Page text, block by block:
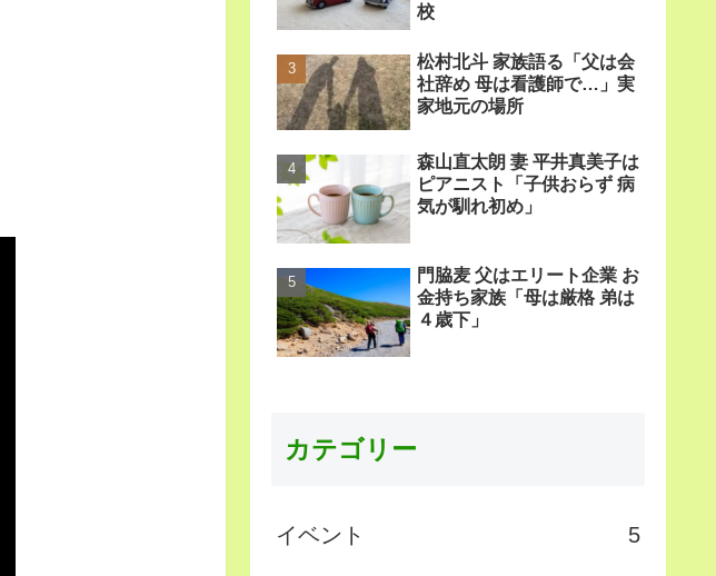
校
松村北斗 家族語る「父は会
社辞め 母は看護師で…」実
家地元の場所
森山直太朗 妻 平井真美子は
ピアニスト「子供おらず 病
気が馴れ初め」
門脇麦 父はエリート企業 お
金持ち家族「母は厳格 弟は
４歳下」
カテゴリー
イベント 5